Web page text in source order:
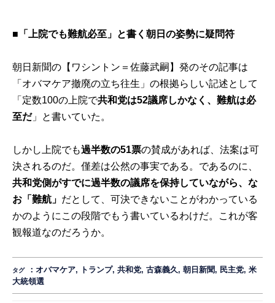
■「上院でも難航必至」と書く朝日の姿勢に疑問符
朝日新聞の【ワシントン＝佐藤武嗣】発のその記事は
「オバマケア撤廃の立ち往生」の根拠らしい記述として
「定数100の上院で共和党は52議席しかなく、難航は必
至だ」と書いていた。
しかし上院でも過半数の51票の賛成があれば、法案は可
決されるのだ。僅差は公然の事実である。であるのに、
共和党側がすでに過半数の議席を保持していながら、な
お「難航」 だとして、可決できないことがわかっている
かのようにこの段階でもう書いているわけだ。これが客
観報道なのだろうか。
タグ ：オバマケア, トランプ,共和党,古森義久,朝日新聞, 民主党,米
大統領選